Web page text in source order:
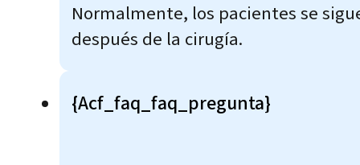
Normalmente, los pacientes se
después de la cirugía.
{acf_faq_faq_pregunta}